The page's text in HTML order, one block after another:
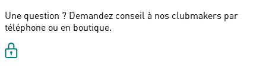
Une question ? Demandez conseil à nos clubmakers par
téléphone ou en boutique.